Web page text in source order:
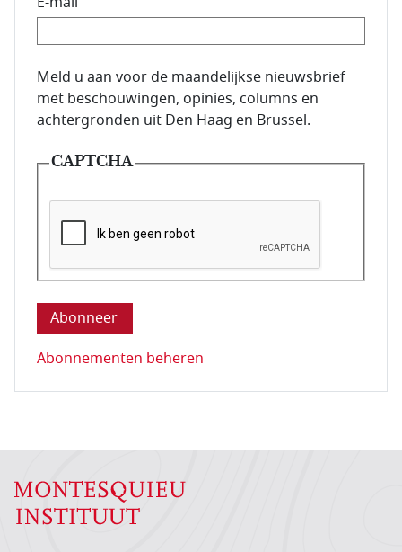
E-mailadres van de abonnee.
Meld u aan voor de maandelijkse nieuwsbrief
met beschouwingen, opinies, columns en
achtergronden uit Den Haag en Brussel.
CAPTCHA
Deze vraag is om te controleren dat u een mens
Abonnementen beheren